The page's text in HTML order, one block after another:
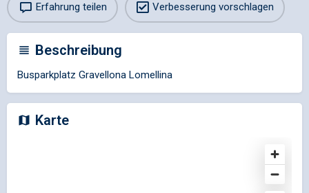
Erfahrung teilen Verbesserung vorschlagen
Beschreibung
Busparkplatz Gravellona Lomellina
Karte